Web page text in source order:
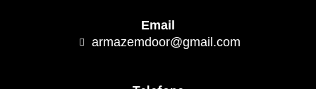
Email
armazemdoor@gmail.com